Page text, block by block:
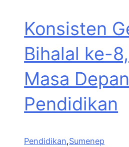
Konsisten
Bihalal ke-
Masa Depan
Pendidikan
Pendidikan,Sumenep